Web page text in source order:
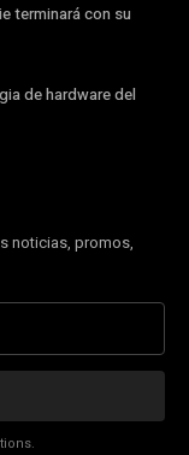
terminará con su
de hardware del
noticias, promos,